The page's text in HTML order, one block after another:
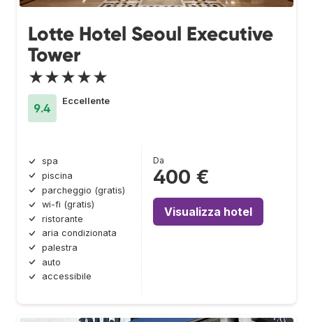
Lotte Hotel Seoul Executive
Tower
★★★★★
9.4
Eccellente
spa
piscina
parcheggio (gratis)
wi-fi (gratis)
ristorante
aria condizionata
palestra
auto
accessibile
Da
400 €
Visualizza hotel